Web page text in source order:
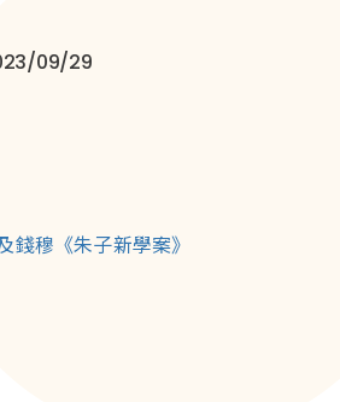
09/29
穆《朱子新學案》